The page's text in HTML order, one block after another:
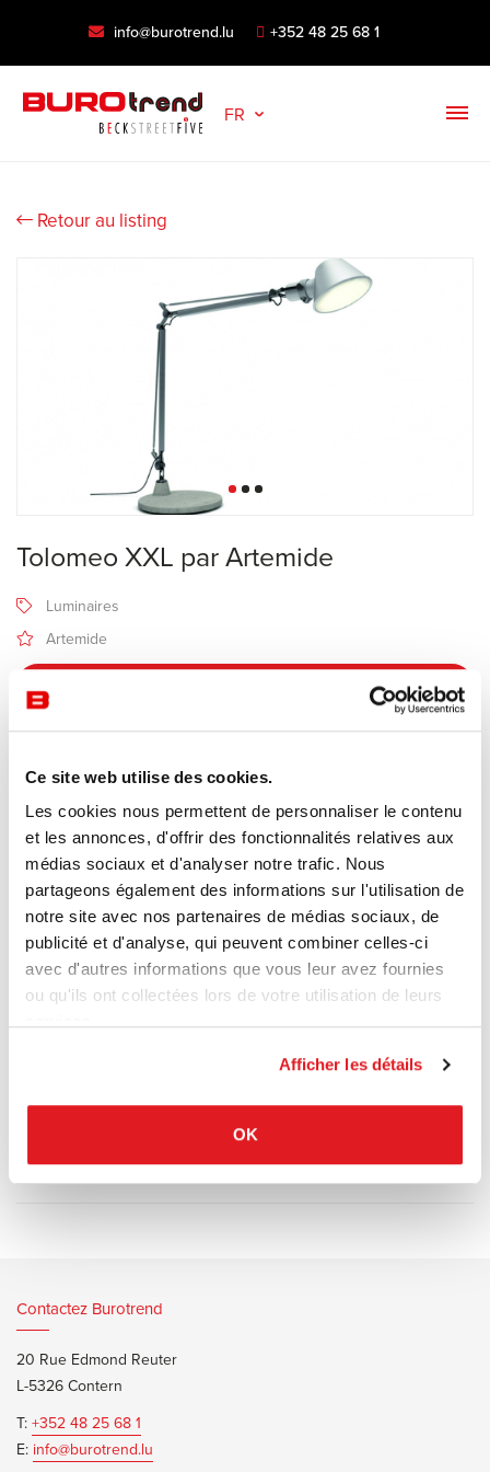
Ce site web utilise des cookies.
Les cookies nous permettent de personnaliser le contenu
et les annonces, d'offrir des fonctionnalités relatives aux
médias sociaux et d'analyser notre trafic. Nous
partageons également des informations sur l'utilisation de
notre site avec nos partenaires de médias sociaux, de
publicité et d'analyse, qui peuvent combiner celles-ci
avec d'autres informations que vous leur avez fournies
ou qu'ils ont collectées lors de votre utilisation de leurs
Afficher les détails
OK
info@burotrend.lu +352 48 25 68 1
FR
Retour au listing
Tolomeo XXL par Artemide
Luminaires
Artemide
Description
Fabricant Artemide
Design Michele de Lucchi & Giancarlo Fassina
La Tolomeo XXL est proposée sur base ou sur support fixe.
Matériaux : base ou pivot fixe en béton coloré dans la masse,
structure à bras articulé en aluminium poli, tête en aluminium peint,
Documents d’informations Artemide Tolomeo XXL Brochure
Contactez Burotrend
20 Rue Edmond Reuter
L-5326 Contern
T:+352 48 25 68 1
E: info@burotrend.lu